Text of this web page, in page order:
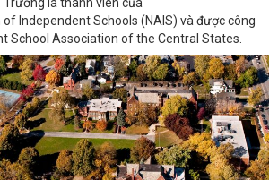
Independent Schools (NAIS) và được công
School Association of the Central States.